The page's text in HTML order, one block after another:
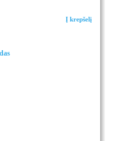
Į krepšelį